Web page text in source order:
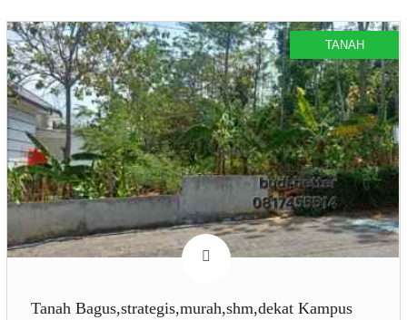
TANAH
Tanah Bagus,strategis,murah,shm,dekat Kampus